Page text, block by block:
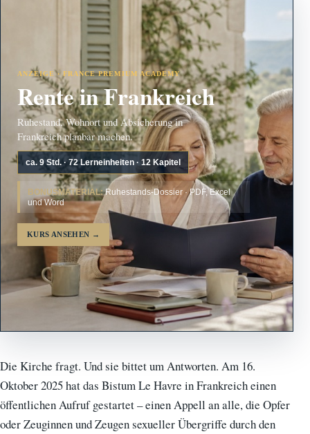
ANZEIGE · FRANCE PREMIUM ACADEMY
Rente in Frankreich
Ruhestand, Wohnort und Absicherung in
Frankreich planbar machen.
ca. 9 Std. · 72 Lerneinheiten · 12 Kapitel
BONUSMATERIAL:Ruhestands-Dossier · PDF, Excel
und Word
KURS ANSEHEN →
Die Kirche fragt. Und sie bittet um Antworten. Am 16.
Oktober 2025 hat das Bistum Le Havre in Frankreich einen
öffentlichen Aufruf gestartet – einen Appell an alle, die Opfer
oder Zeuginnen und Zeugen sexueller Übergriffe durch den